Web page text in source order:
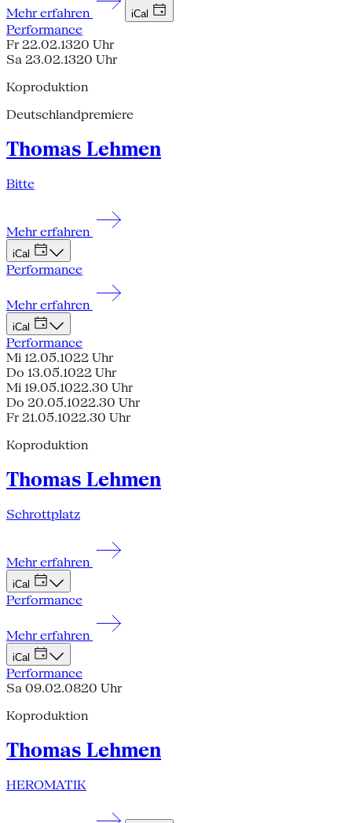
Mehr erfahren iCal
Performance
Fr 22.02.1320 Uhr
Sa 23.02.1320 Uhr
Koproduktion
Deutschlandpremiere
Thomas Lehmen
Bitte
Mehr erfahren
iCal
Performance
Mehr erfahren
iCal
Performance
Mi 12.05.1022 Uhr
Do 13.05.1022 Uhr
Mi 19.05.1022.30 Uhr
Do 20.05.1022.30 Uhr
Fr 21.05.1022.30 Uhr
Koproduktion
Thomas Lehmen
Schrottplatz
Mehr erfahren
iCal
Performance
Mehr erfahren
iCal
Performance
Sa 09.02.0820 Uhr
Koproduktion
Thomas Lehmen
HEROMATIK